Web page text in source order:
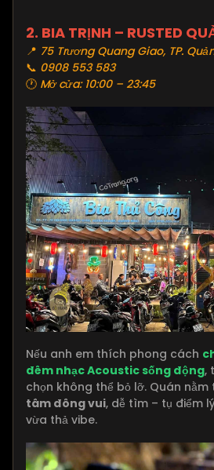
2. BIA TRỊNH – RUSTED
📍 75 Trương Quang Giao, TP.
📞 0908 553 583
🕐 Mở cửa: 10:00 – 23:45
Nếu anh em thích phong cách
đêm nhạc Acoustic sống động,
chọn không thể bỏ lỡ. Quán nằm
tâm đông vui, dễ tìm – tụ điểm
vừa thả vibe.